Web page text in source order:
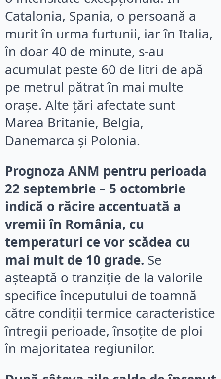
Catalonia, Spania, o persoană a
murit în urma furtunii, iar în Italia,
în doar 40 de minute, s-au
acumulat peste 60 de litri de apă
pe metrul pătrat în mai multe
orașe. Alte țări afectate sunt
Marea Britanie, Belgia,
Danemarca și Polonia.
Prognoza ANM pentru perioada
22 septembrie – 5 octombrie
indică o răcire accentuată a
vremii în România, cu
temperaturi ce vor scădea cu
mai mult de 10 grade. Se
așteaptă o tranziție de la valorile
specifice începutului de toamnă
către condiții termice caracteristice
întregii perioade, însoțite de ploi
în majoritatea regiunilor.